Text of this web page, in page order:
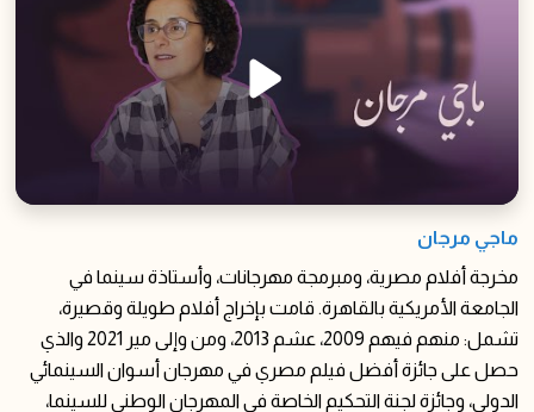
ماجي مرجان
مخرجة أفلام مصرية، ومبرمجة مهرجانات، وأستاذة سينما في
الجامعة الأمريكية بالقاهرة. قامت بإخراج أفلام طويلة وقصيرة،
تشمل: منهم فيهم 2009، عشم 2013، ومن وإلى مير 2021 والذي
حصل على جائزة أفضل فيلم مصري في مهرجان أسوان السينمائي
الدولي، وجائزة لجنة التحكيم الخاصة في المهرجان الوطني للسينما،